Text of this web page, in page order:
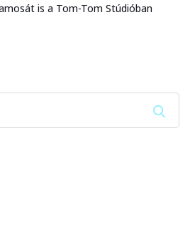
is a Tom-Tom Stúdióban